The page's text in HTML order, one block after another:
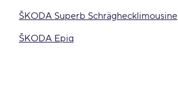
ŠKODA Superb Schräghecklimousine
ŠKODA Epiq